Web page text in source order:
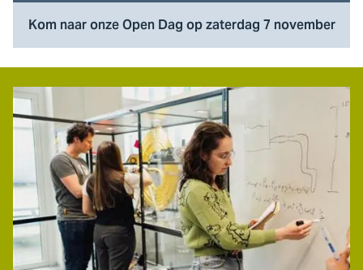
Kom naar onze Open Dag op zaterdag 7 november